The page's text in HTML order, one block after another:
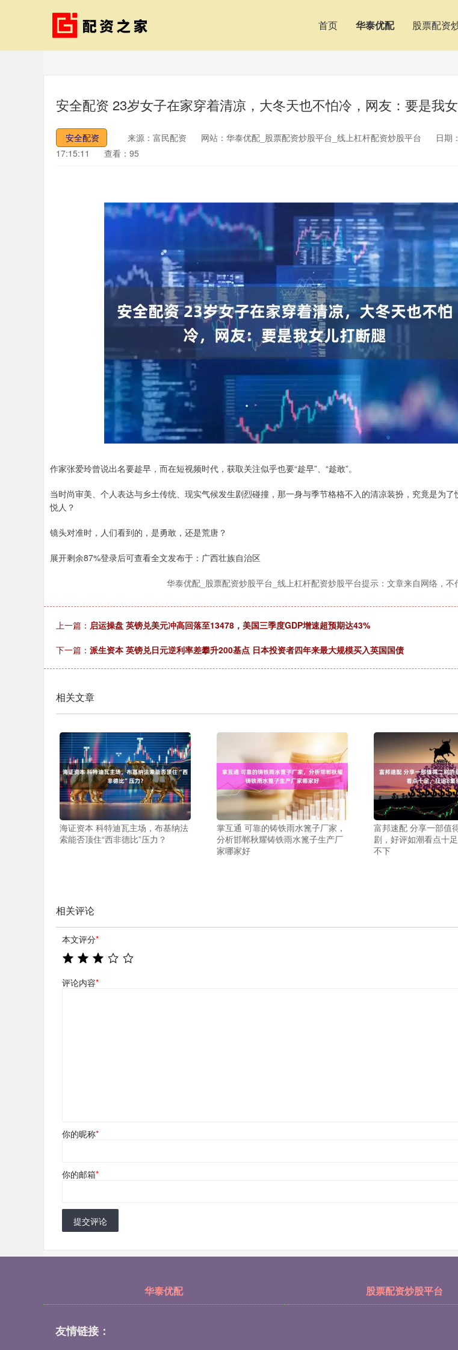
首页 华泰优配 股票配资
安全配资 23岁女子在家穿着清凉，大冬天也不怕冷，网友：要是我
安全配资 来源：富民配资 网站：华泰优配_股票配资炒股平台_线上杠杆配资炒股平台
日期
17:15:11
查看：95
作家张爱玲曾说出名要趁早，而在短视频时代，获取关注似乎也要“趁早”、“趁敢”。
当时尚审美、个人表达与乡土传统、现实气候发生剧烈碰撞，那一身与季节格格不入的清凉装扮，究竟是为了
悦人？
镜头对准时，人们看到的，是勇敢，还是荒唐？
展开剩余87%登录后可查看全文发布于：广西壮族自治区
华泰优配_股票配资炒股平台_线上杠杆配资炒股平台提示：文章来自网络，不
上一篇： 启运操盘 英镑兑美元冲高回落至13478，美国三季度GDP增速超预期达43%
下一篇： 派生资本 英镑兑日元逆利率差攀升200基点 日本投资者四年来最大规模买入英国国债
相关文章
海证资本 科特迪瓦主场，布基纳法
索能否顶住“西非德比”压力？
掌互通 可靠的铸铁雨水篦子厂家，
分析邯郸秋耀铸铁雨水篦子生产厂
家哪家好
富邦速配 分享一部值
剧，好评如潮看点十
不下
相关评论
本文评分*
评论内容*
你的昵称*
你的邮箱*
提交评论
上证指数 3940.04 39.68 深证成指 14311.01
华泰优配 股票配资炒股平台
友情链接：